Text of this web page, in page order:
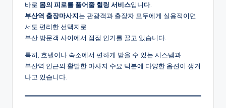
바로 몸의 피로를 풀어줄 힐링 서비스입니다.
부산역 출장마사지는 관광객과 출장자 모두에게 실용적이면
서도 편리한 선택지로
부산 방문객 사이에서 점점 인기를 끌고 있습니다.
특히, 호텔이나 숙소에서 편하게 받을 수 있는 시스템과
부산역 인근의 활발한 마사지 수요 덕분에 다양한 옵션이 생겨
나고 있습니다.